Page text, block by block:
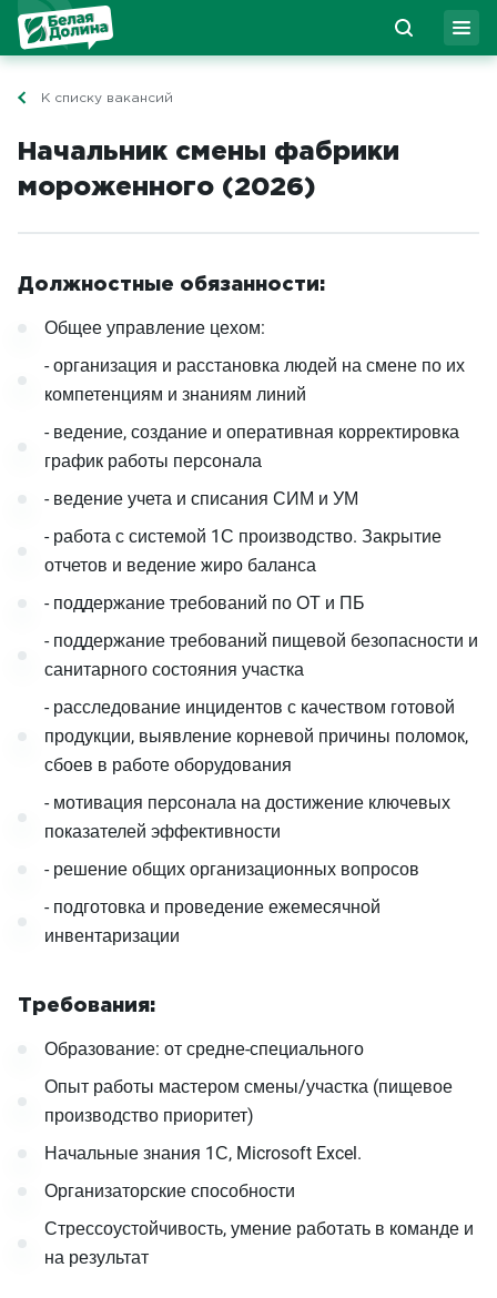
К списку вакансий
Начальник смены фабрики
мороженного (2026)
Должностные обязанности:
Общее управление цехом:
- организация и расстановка людей на смене по их
компетенциям и знаниям линий
- ведение, создание и оперативная корректировка
график работы персонала
- ведение учета и списания СИМ и УМ
- работа с системой 1С производство. Закрытие
отчетов и ведение жиро баланса
- поддержание требований по ОТ и ПБ
- поддержание требований пищевой безопасности и
санитарного состояния участка
- расследование инцидентов с качеством готовой
продукции, выявление корневой причины поломок,
сбоев в работе оборудования
- мотивация персонала на достижение ключевых
показателей эффективности
- решение общих организационных вопросов
- подготовка и проведение ежемесячной
инвентаризации
Требования:
Образование: от средне-специального
Опыт работы мастером смены/участка (пищевое
производство приоритет)
Начальные знания 1С, Microsoft Excel.
Организаторские способности
Стрессоустойчивость, умение работать в команде и
на результат